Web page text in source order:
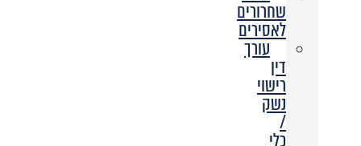
שחרורים
לאסירים
עורך
דין
רישוי
נשק
/